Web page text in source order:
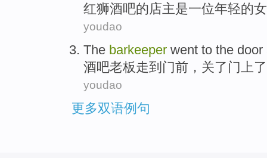
红狮酒吧的店主是一位年轻的
youdao
The barkeeper went to the door
酒吧老板走到 门前 ， 关了门上
youdao
更多双语例句